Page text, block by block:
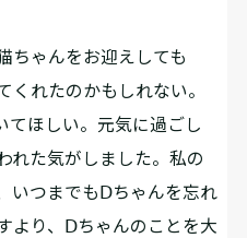
ちゃんをお迎えしても
くれたのかもしれない。
てほしい。元気に過ごし
れた気がしました。私の
いつまでもⅮちゃんを忘れ
より、Ⅾちゃんのことを大